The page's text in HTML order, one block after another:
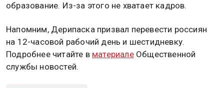
образование. Из-за этого не хватает кадров.
Напомним, Дерипаска призвал перевести россиян
на 12-часовой рабочий день и шестидневку.
Подробнее читайте в материалеОбщественной
службы новостей.